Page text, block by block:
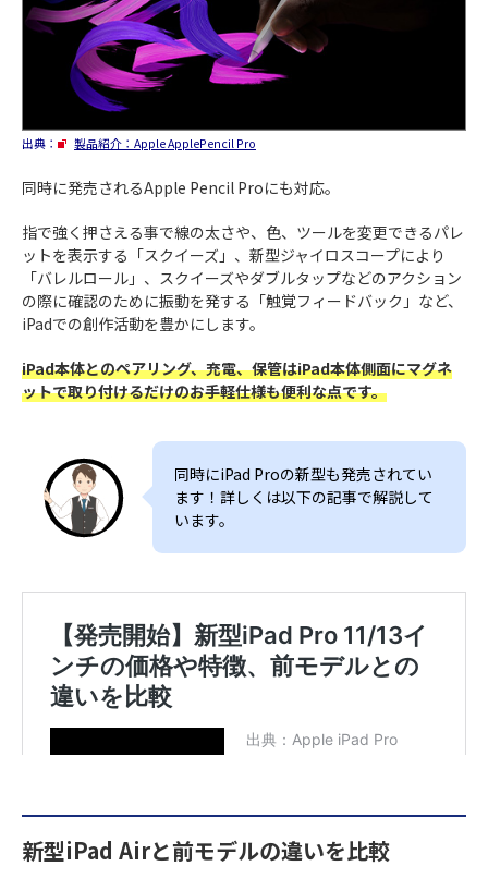
出典： 製品紹介：Apple ApplePencil Pro
同時に発売されるApple Pencil Proにも対応。
指で強く押さえる事で線の太さや、色、ツールを変更できるパレ
ットを表示する「スクイーズ」、新型ジャイロスコープにより
「バレルロール」、スクイーズやダブルタップなどのアクション
の際に確認のために振動を発する「触覚フィードバック」など、
iPadでの創作活動を豊かにします。
iPad本体とのペアリング、充電、保管はiPad本体側面にマグネ
ットで取り付けるだけのお手軽仕様も便利な点です。
同時にiPad Proの新型も発売されてい
ます！詳しくは以下の記事で解説して
います。
新型iPad Airと前モデルの違いを比較